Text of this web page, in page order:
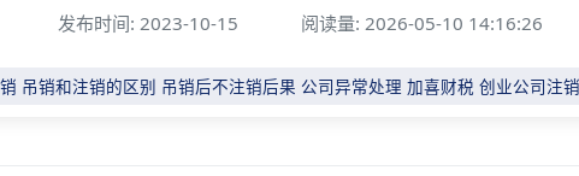
发布时间: 2023-10-15 阅读量: 2026-05-10 14:16:26
吊销和注销的区别 吊销后不注销后果 公司异常处理 加喜财税 创业公司注